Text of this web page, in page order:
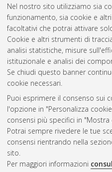
Nel nostro sito utilizziamo sia
funzionamento, sia cookie e
facoltativi che potrai attivare
Cookie e altri strumenti di
analisi statistiche, misure
istituzionale e analisi dei
Se chiudi questo banner
cookie necessari.
Puoi esprimere il consenso sui
l'opzione in "Personalizza
consensi più specifici in
Potrai sempre rivedere le tue
consensi rientrando nella
sito.
Per maggiori informazioni
Gestione del
Atom
Rss 1.0
Rss 2.0
ISSN: 2038-7946